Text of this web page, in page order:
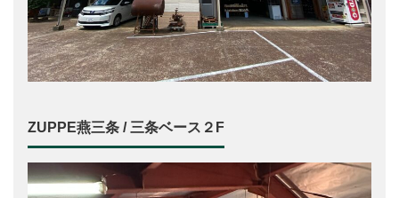
ZUPPE燕三条 / 三条ベース２F